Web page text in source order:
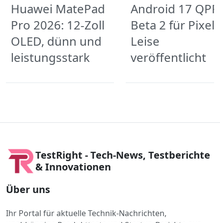
Huawei MatePad
Pro 2026: 12-Zoll
OLED, dünn und
leistungsstark
Android 17
Beta 2 für Pixel:
Leise
veröffentlicht
TestRight - Tech-News, Testberichte
& Innovationen
Über uns
Ihr Portal für aktuelle Technik-Nachrichten,